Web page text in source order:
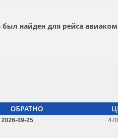
найден для рейса
ОБРАТНО
2026-09-25